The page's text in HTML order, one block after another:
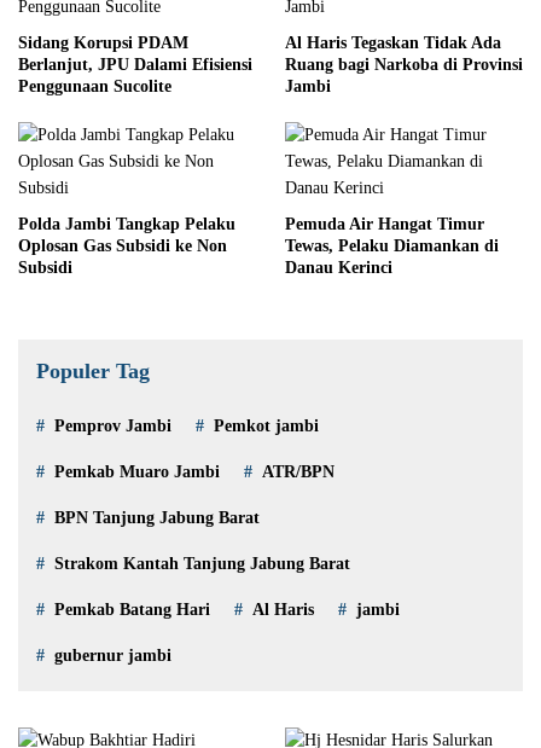
Sidang Korupsi PDAM
Berlanjut, JPU Dalami Efisiensi
Penggunaan Sucolite
Al Haris Tegaskan Tidak Ada
Ruang bagi Narkoba di Provinsi
Jambi
Polda Jambi Tangkap Pelaku
Oplosan Gas Subsidi ke Non
Subsidi
Pemuda Air Hangat Timur
Tewas, Pelaku Diamankan di
Danau Kerinci
Populer Tag
Pemprov Jambi Pemkot jambi
Pemkab Muaro Jambi ATR/BPN
BPN Tanjung Jabung Barat
Strakom Kantah Tanjung Jabung Barat
Pemkab Batang Hari Al Haris jambi
gubernur jambi